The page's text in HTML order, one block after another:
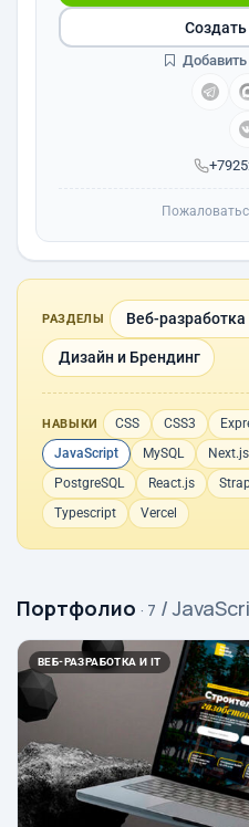
Добавить
РАЗДЕЛЫ Веб-разработка
Дизайн и Брендинг
НАВЫКИ CSS CSS3
JavaScript
MySQL Next.js
PostgreSQL
React.js
Typescript
Vercel
Портфолио · 7 /
ВЕБ-РАЗРАБОТКА И IT